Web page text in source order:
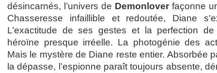
désincarnés, l’univers de Demonlover façonne
Chasseresse infaillible et redoutée, Diane
L’exactitude de ses gestes et la perfection
héroïne presque irréelle. La photogénie des
Mais le mystère de Diane reste entier. Absorbée
la dépasse, l’espionne paraît toujours absente,